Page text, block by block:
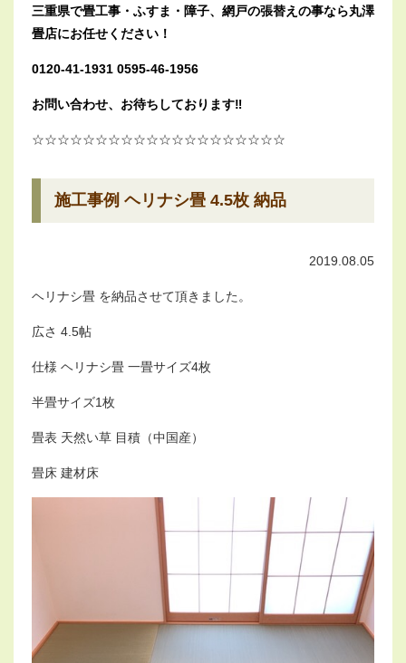
三重県で畳工事・ふすま・障子、網戸の張替えの事なら丸澤
畳店にお任せください！
0120-41-1931 0595-46-1956
お問い合わせ、お待ちしております‼︎
☆☆☆☆☆☆☆☆☆☆☆☆☆☆☆☆☆☆☆☆
施工事例 ヘリナシ畳 4.5枚 納品
2019.08.05
ヘリナシ畳 を納品させて頂きました。
広さ 4.5帖
仕様 ヘリナシ畳 一畳サイズ4枚
半畳サイズ1枚
畳表 天然い草 目積（中国産）
畳床 建材床